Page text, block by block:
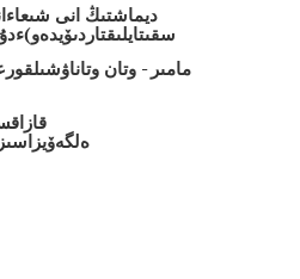
ديماشتىڭ انى